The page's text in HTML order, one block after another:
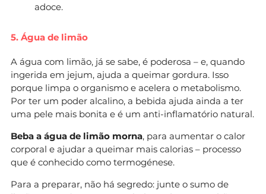
adoce.
5. Água de limão
A água com limão, já se sabe, é poderosa – e, quando
ingerida em jejum, ajuda a queimar gordura. Isso
porque limpa o organismo e acelera o metabolismo.
Por ter um poder alcalino, a bebida ajuda ainda a ter
uma pele mais bonita e é um anti-inflamatório natural.
Beba a água de limão morna, para aumentar o calor
corporal e ajudar a queimar mais calorias – processo
que é conhecido como termogénese.
Para a preparar, não há segredo: junte o sumo de